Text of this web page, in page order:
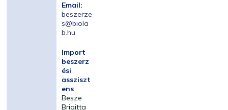
Email:
beszerze
s@biola
b.hu
Import
beszerz
ési
assziszt
ens
Besze
Brigitta